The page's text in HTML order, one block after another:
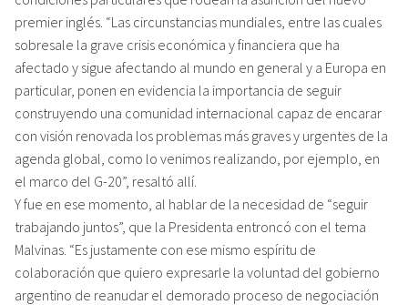
premier inglés. “Las circunstancias mundiales, entre las cuales
sobresale la grave crisis económica y financiera que ha
afectado y sigue afectando al mundo en general y a Europa en
particular, ponen en evidencia la importancia de seguir
construyendo una comunidad internacional capaz de encarar
con visión renovada los problemas más graves y urgentes de la
agenda global, como lo venimos realizando, por ejemplo, en
el marco del G-20”, resaltó allí.
Y fue en ese momento, al hablar de la necesidad de “seguir
trabajando juntos”, que la Presidenta entroncó con el tema
Malvinas. “Es justamente con ese mismo espíritu de
colaboración que quiero expresarle la voluntad del gobierno
argentino de reanudar el demorado proceso de negociación